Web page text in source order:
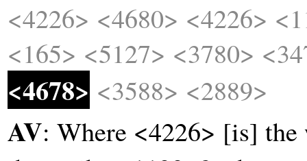
<4226> <4680> <4226>
<165> <5127> <3780>
<4678> <3588> <2889>
AV: Where <4226> [is]